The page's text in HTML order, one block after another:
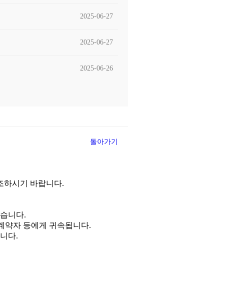
2025-06-27
2025-06-27
2025-06-26
2025-06-26
2025-06-25
돌아가기
하시기 바랍니다.
니다.
약자 등에게 귀속됩니다.
다.